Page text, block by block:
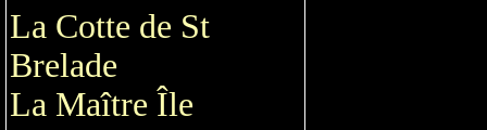
La Cotte de St
Brelade
La Maître Île